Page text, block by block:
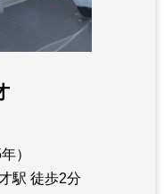
）
駅 徒歩2分